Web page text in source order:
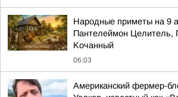
Hapoдныe пpимeты нa 9
Пaнтeлeймoн Цeлитeль,
Koчaнный
06:03
Американский фермер-